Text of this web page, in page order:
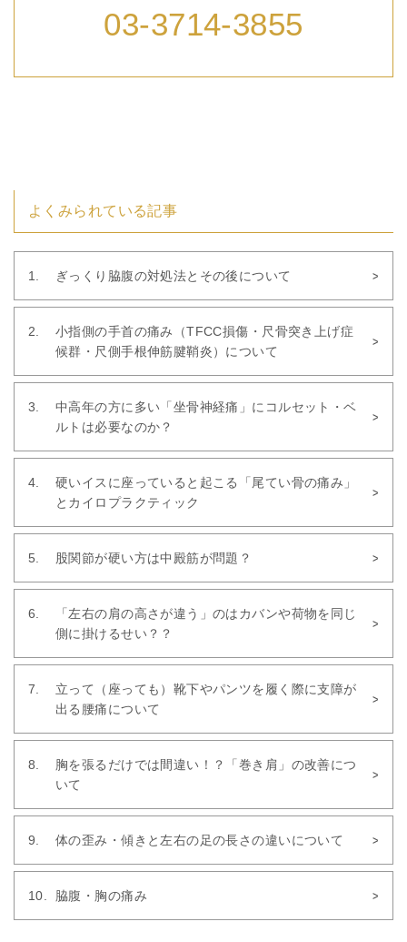
03-3714-3855
よくみられている記事
ぎっくり脇腹の対処法とその後について
小指側の手首の痛み（TFCC損傷・尺骨突き上げ症
候群・尺側手根伸筋腱鞘炎）について
中高年の方に多い「坐骨神経痛」にコルセット・ベ
ルトは必要なのか？
硬いイスに座っていると起こる「尾てい骨の痛み」
とカイロプラクティック
股関節が硬い方は中殿筋が問題？
「左右の肩の高さが違う」のはカバンや荷物を同じ
側に掛けるせい？？
立って（座っても）靴下やパンツを履く際に支障が
出る腰痛について
胸を張るだけでは間違い！？「巻き肩」の改善につ
いて
体の歪み・傾きと左右の足の長さの違いについて
脇腹・胸の痛み